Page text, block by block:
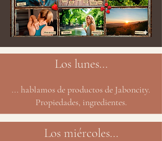
Los lunes...
... hablamos de productos de Jaboncity.
Propiedades, ingredientes.
Los miércoles...